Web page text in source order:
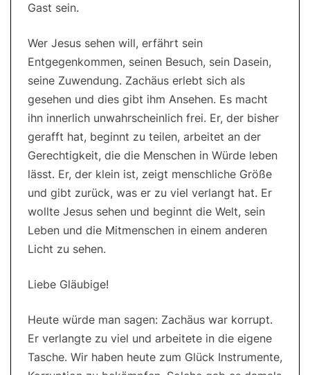
Gast sein.
Wer Jesus sehen will, erfährt sein
Entgegenkommen, seinen Besuch, sein Dasein,
seine Zuwendung. Zachäus erlebt sich als
gesehen und dies gibt ihm Ansehen. Es macht
ihn innerlich unwahrscheinlich frei. Er, der bisher
gerafft hat, beginnt zu teilen, arbeitet an der
Gerechtigkeit, die die Menschen in Würde leben
lässt. Er, der klein ist, zeigt menschliche Größe
und gibt zurück, was er zu viel verlangt hat. Er
wollte Jesus sehen und beginnt die Welt, sein
Leben und die Mitmenschen in einem anderen
Licht zu sehen.
Liebe Gläubige!
Heute würde man sagen: Zachäus war korrupt.
Er verlangte zu viel und arbeitete in die eigene
Tasche. Wir haben heute zum Glück Instrumente,